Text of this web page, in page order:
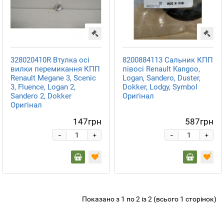
328020410R Втулка осі
вилки перемикання КПП
Renault Megane 3, Scenic
3, Fluence, Logan 2,
Sandero 2, Dokker
Оригінал
147грн
+
-
8200884113 Сальник КПП
півосі Renault Kangoo,
Logan, Sandero, Duster,
Dokker, Lodgy, Symbol
Оригінал
587грн
+
-
Показано з 1 по 2 із 2 (всього 1 сторінок)